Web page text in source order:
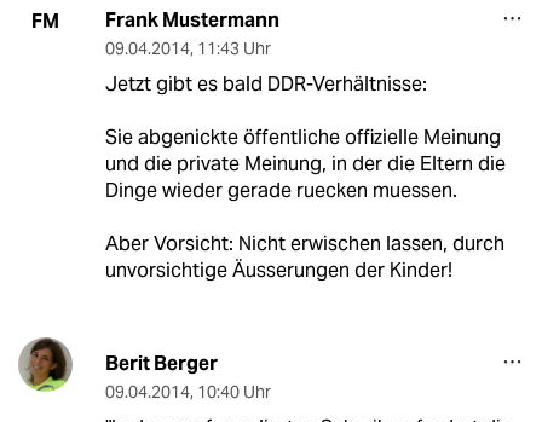
FM Frank Mustermann
09.04.2014, 11:43 Uhr
Jetzt gibt es bald DDR-Verhältnisse:
Sie abgenickte öffentliche offizielle Meinung
und die private Meinung, in der die Eltern die
Dinge wieder gerade ruecken muessen.
Aber Vorsicht: Nicht erwischen lassen, durch
unvorsichtige Äusserungen der Kinder!
Berit Berger
09.04.2014, 10:40 Uhr